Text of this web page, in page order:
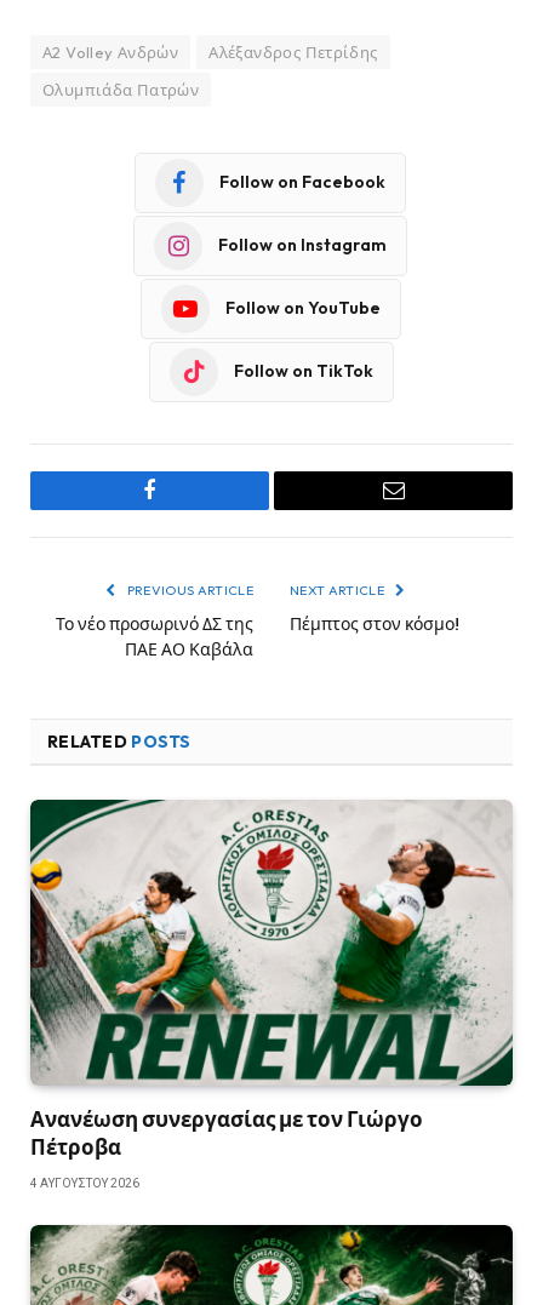
Α2 Volley Ανδρών
Αλέξανδρος Πετρίδης
Ολυμπιάδα Πατρών
Follow on Facebook
Follow on Instagram
Follow on YouTube
Follow on TikTok
Facebook Email
PREVIOUS ARTICLE
Το νέο προσωρινό ΔΣ της
ΠΑΕ ΑΟ Καβάλα
NEXT ARTICLE
Πέμπτος στον κόσμο!
RELATED POSTS
Ανανέωση συνεργασίας με τον Γιώργο
Πέτροβα
4 ΑΥΓΟΎΣΤΟΥ 2026